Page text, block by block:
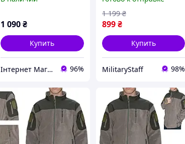
военных и армии зсу
1 090₴
Купить
Інтернет Магазин "Tano" 96%
Украины, флиска койот
мультикам, флиск army,
флиска мультикам
899 ₴
1 199 ₴
Купить
MilitaryStaff 98%